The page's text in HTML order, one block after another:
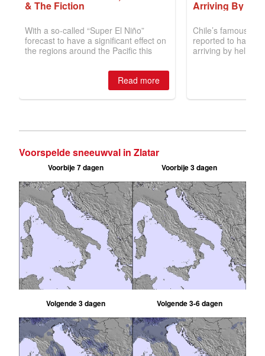
Voorspelde sneeuwval in Zlatar
Voorbije 7 dagen Voorbije 3 dagen
Volgende 3 dagen Volgende 3-6 dagen